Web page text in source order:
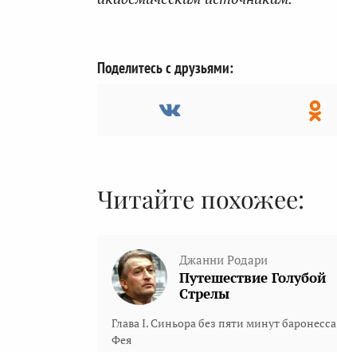
Поделитесь с друзьями:
Читайте похожее:
Джанни Родари
Путешествие Голубой
Стрелы
Глава I. Синьора без пяти минут баронесса
Фея